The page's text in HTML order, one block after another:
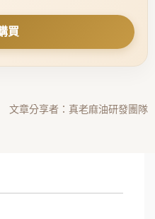
買
文章分享者：真老麻油研發團隊